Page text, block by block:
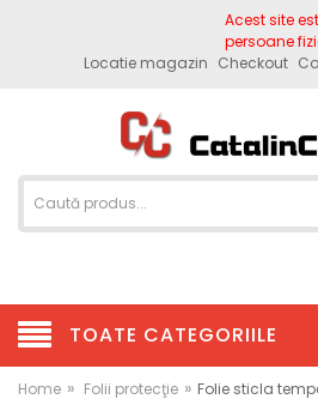
Acest site
persoane
Locatie magazin Checkout
TOATE CATEGORIILE
Home » Folii protecţie » Folie sticla